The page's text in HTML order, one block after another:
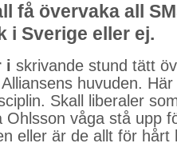
få övervaka all
i Sverige eller ej.
i skrivande stund tätt
huvuden.
Skall liberaler
Ohlsson våga stå upp
eller är de allt för hårt